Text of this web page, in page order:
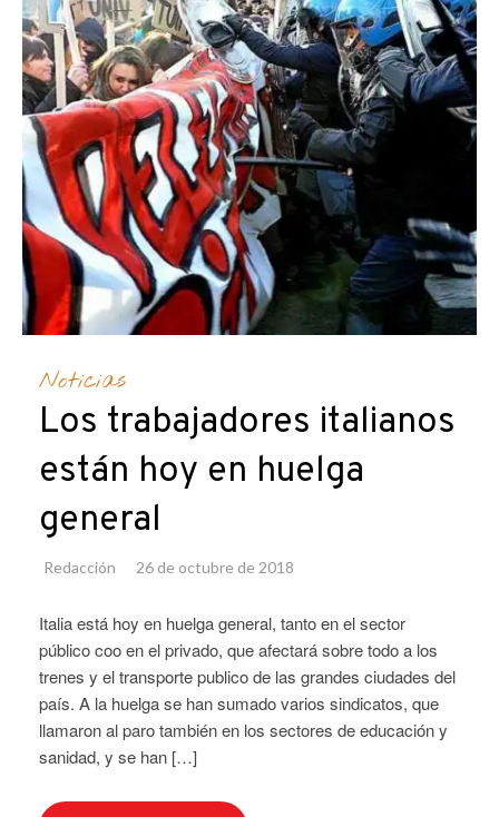
Noticias
Los trabajadores italianos
están hoy en huelga
general
Redacción 26 de octubre de 2018
Italia está hoy en huelga general, tanto en el sector
público coo en el privado, que afectará sobre todo a los
trenes y el transporte publico de las grandes ciudades del
país. A la huelga se han sumado varios sindicatos, que
llamaron al paro también en los sectores de educación y
sanidad, y se han […]